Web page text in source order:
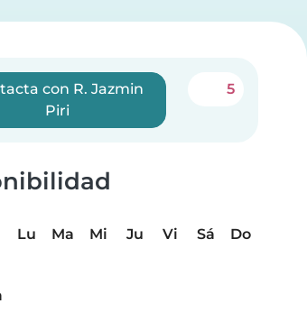
con R. Jazmin
Piri
5
Lu Ma Mi Ju Vi Sá
Do